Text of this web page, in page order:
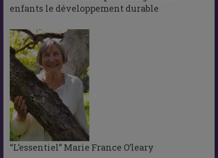
enfants le développement durable
“L’essentiel” Marie France O’leary